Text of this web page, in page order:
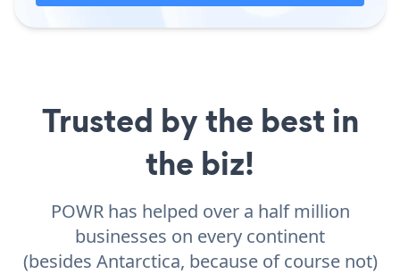
Trusted by the best in
the biz!
POWR has helped over a half million
businesses on every continent
(besides Antarctica, because of course not)